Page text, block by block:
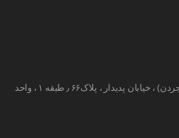
جهان کودک ، خیابان نلسون ماندلا(جردن) ، خیابان پدیدار ، پلاک۶۶ ٫ طبقه ۱ ، واحد